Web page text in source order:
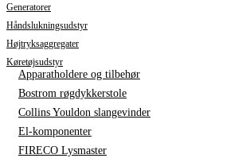
Generatorer
Håndslukningsudstyr
Højtryksaggregater
Køretøjsudstyr
Apparatholdere og tilbehør
Bostrom røgdykkerstole
Collins Youldon slangevinder
El-komponenter
FIRECO Lysmaster